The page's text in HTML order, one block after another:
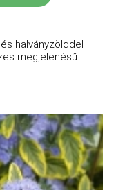
halványzölddel
megjelenésű